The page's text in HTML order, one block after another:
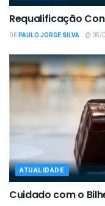
Requalificação
DEPAULO JORGE SILVA 05/
ATUALIDADE
Cuidado com o